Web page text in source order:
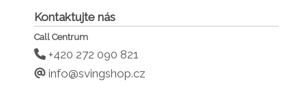
Kontaktujte nás
Call Centrum
+420 272 090 821
info@svingshop.cz